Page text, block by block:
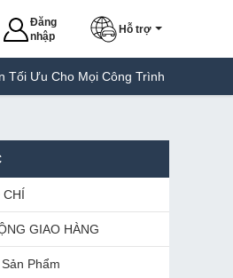
Đăng
nhập
Hỗ trợ
Công Trình Máy Hàn Túi
CHÍ
GIAO HÀNG
Phẩm